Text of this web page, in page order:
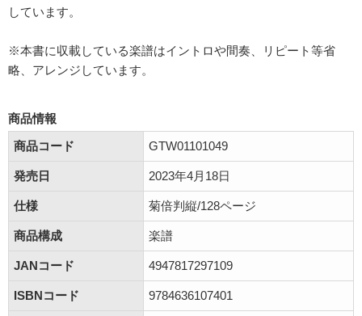
しています。
※本書に収載している楽譜はイントロや間奏、リピート等省
略、アレンジしています。
商品情報
商品コード
GTW01101049
発売日 2023年4月18日
仕様 菊倍判縦/128ページ
商品構成 楽譜
JANコード 4947817297109
ISBNコード 9784636107401